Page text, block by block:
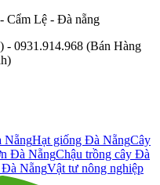
Cẩm Lệ - Đà nẵng
- 0931.914.968 (Bán Hàng
NẵngHạt giống Đà NẵngCây
Đà NẵngChậu trồng cây Đà
Đà NẵngVật tư nông nghiệp